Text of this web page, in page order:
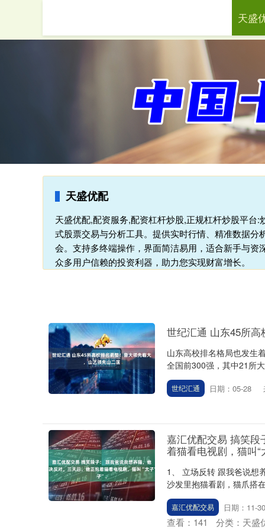
天盛优配
天盛优配,配资服务,配资杠杆炒股,正规杠杆炒股平台
式股票交易与分析工具。提供实时行情、精准数据
会。支持多终端操作，界面简洁易用，适合新手与
众多用户信赖的投资利器，助力您实现财富增长。
天盛
世纪汇通 山东45所
山东高校排名格局也发生
全国前300强，其中21所
世纪汇通 日期：05-28
嘉汇优配交易 搞笑段
着猫看电视剧，猫叫“
1、 立场反转 跟我爸说想
沙发里抱猫看剧，猫爪搭
嘉汇优配交易 日期：11-30
查看： 141 分类： 天盛
14311.01 200.89